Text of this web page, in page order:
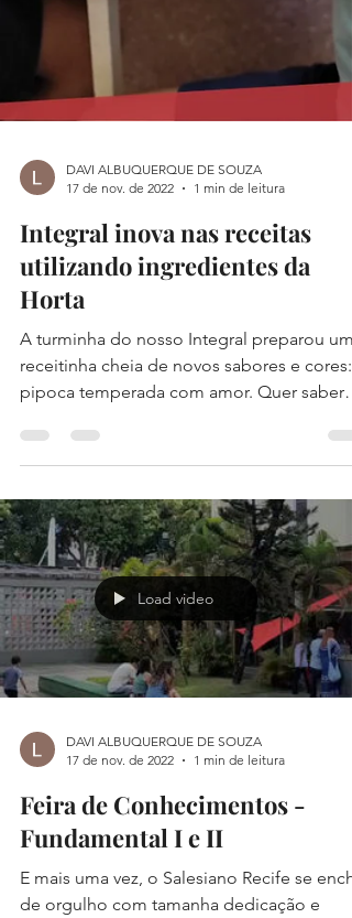
DAVI ALBUQUERQUE DE SOUZA
17 de nov. de 2022
1 min de leitura
Integral inova nas receitas
utilizando ingredientes da
Horta
receitinha cheia de novos sabores e cores:
pipoca temperada com amor. Quer saber
como é? A área...
Load video
DAVI ALBUQUERQUE DE SOUZA
17 de nov. de 2022
1 min de leitura